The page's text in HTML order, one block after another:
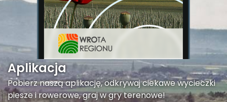
Aplikacja
Pobierz naszą aplikację, odkrywaj ciekawe wycieczki
piesze i rowerowe, graj w gry terenowe!